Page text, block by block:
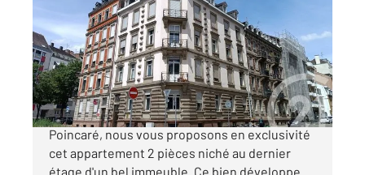
Ref : 20375
Appartement F2 à vendre
119 500 €
STRASBOURG CENTRE. Secteur Les Halles /
Poincaré, nous vous proposons en exclusivité
cet appartement 2 pièces niché au dernier
étage d'un bel immeuble. Ce bien développe